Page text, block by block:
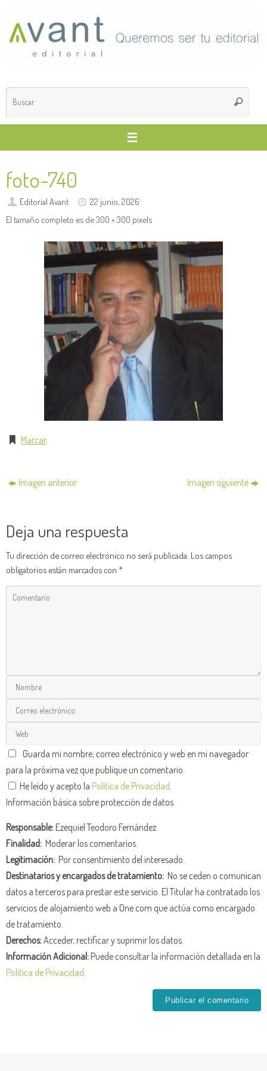
contenido
Buscar
foto-740
Editorial Avant
22 junio, 2026
El tamaño completo es de300 × 300 pixels
Marcar.
Imagen anterior Imagen siguiente
Deja una respuesta
Tu dirección de correo electrónico no será publicada. Los campos
obligatorios están marcados con *
Guarda mi nombre, correo electrónico y web en mi navegador
para la próxima vez que publique un comentario.
He leído y acepto la Política de Privacidad
Información básica sobre protección de datos
Responsable:Ezequiel Teodoro Fernández.
Finalidad: Moderar los comentarios.
Legitimación: Por consentimiento del interesado.
Destinatarios y encargados de tratamiento: No se ceden o comunican
datos a terceros para prestar este servicio. El Titular ha contratado los
servicios de alojamiento web a One.com que actúa como encargado
de tratamiento.
Derechos:Acceder, rectificar y suprimir los datos.
Información Adicional:Puede consultar la información detallada en la
Política de Privacidad